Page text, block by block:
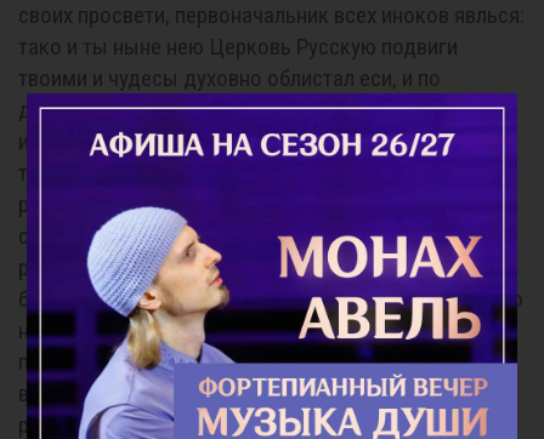
своих просвети, первоначальник всех иноков явлься:
тако и ты ныне нею Церковь Русскую подвиги
твоими и чудесы духовно облистал еси, и по
достоянию первоначальник иноков русских
именуешися. Темже зовем ти: Радуйся, во смирении
твоем великих дарований Божиих удостоенный;
радуйся, нищетою духовною богатство небесное
стяжавый. Радуйся, древним пророком Божиим
равночестный; ра-дуйся, прозорливости
благодатныя преисполненный. Радуйся, будущая яко
настоящая созерцавый; радуйся, тайная
помышления человеческая прозревавый. Радуйся,
вся искушения духов тмы победоносно отражавый:
радуйся, великую власть на диавола от Господа